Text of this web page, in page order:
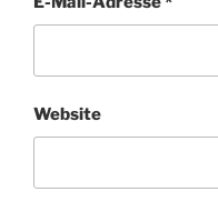
Website